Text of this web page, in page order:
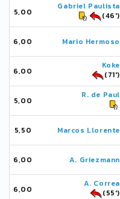
5,00
Gabriel Paulista
(46')
6,00 Mario Hermoso
6,00
Koke
(71')
5,00
R. de Paul
5,50 Marcos Llorente
6,00 A. Griezmann
6,00
A. Correa
(55')